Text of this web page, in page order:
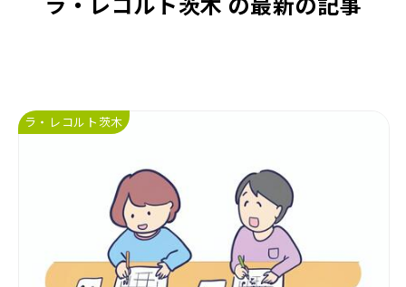
ラ・レコルト茨木